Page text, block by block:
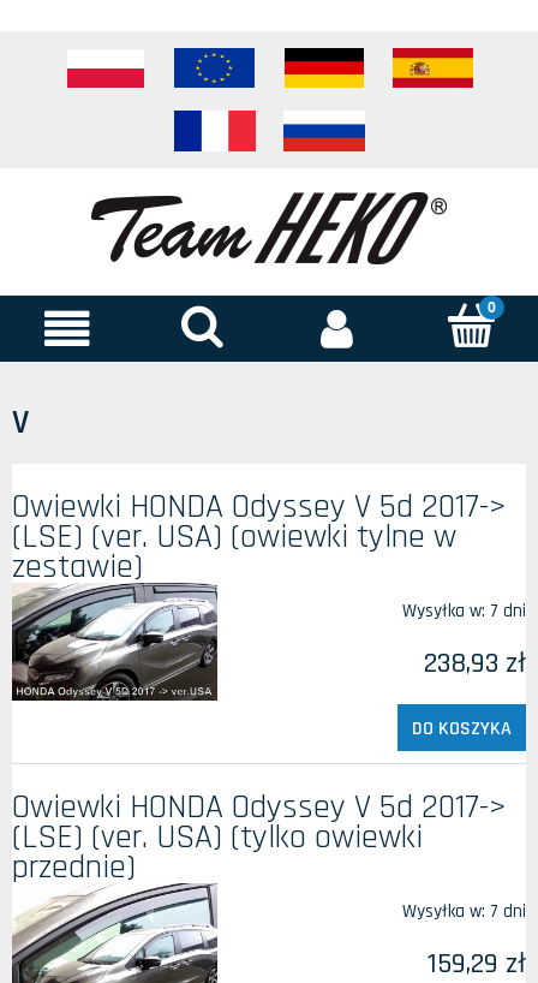
V
Owiewki HONDA Odyssey V 5d 2017->
(LSE) (ver. USA) (owiewki tylne w
zestawie)
Wysyłka w: 7 dni
238,93 zł
DO KOSZYKA
Owiewki HONDA Odyssey V 5d 2017->
(LSE) (ver. USA) (tylko owiewki
przednie)
Wysyłka w: 7 dni
159,29 zł